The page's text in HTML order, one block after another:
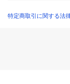
※バストからウエ
肩回りや袖の上腕
製やイセ込み縫製
特定商取引に関する法